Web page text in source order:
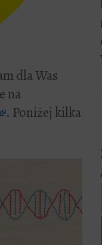
dla Was
na
. Poniżej kilka